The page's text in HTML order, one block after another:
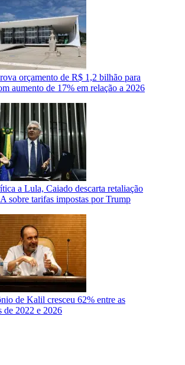
orçamento de R$ 1,2 bilhão para
aumento de 17% em relação a 2026
a Lula, Caiado descarta retaliação
sobre tarifas impostas por Trump
de Kalil cresceu 62% entre as
de 2022 e 2026